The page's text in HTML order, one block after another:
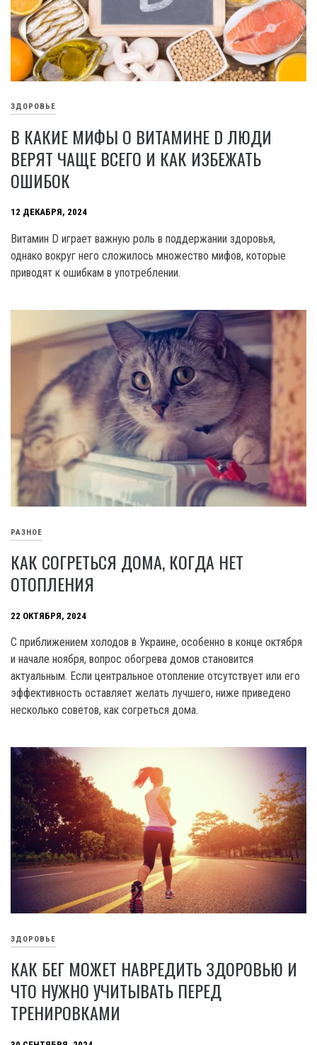
ЗДОРОВЬЕ
В КАКИЕ МИФЫ О ВИТАМИНЕ D ЛЮДИ
ВЕРЯТ ЧАЩЕ ВСЕГО И КАК ИЗБЕЖАТЬ
ОШИБОК
12 ДЕКАБРЯ, 2024
Витамин D играет важную роль в поддержании здоровья,
однако вокруг него сложилось множество мифов, которые
приводят к ошибкам в употреблении.
РАЗНОЕ
КАК СОГРЕТЬСЯ ДОМА, КОГДА НЕТ
ОТОПЛЕНИЯ
22 ОКТЯБРЯ, 2024
С приближением холодов в Украине, особенно в конце октября
и начале ноября, вопрос обогрева домов становится
актуальным. Если центральное отопление отсутствует или его
эффективность оставляет желать лучшего, ниже приведено
несколько советов, как согреться дома.
ЗДОРОВЬЕ
КАК БЕГ МОЖЕТ НАВРЕДИТЬ ЗДОРОВЬЮ И
ЧТО НУЖНО УЧИТЫВАТЬ ПЕРЕД
ТРЕНИРОВКАМИ